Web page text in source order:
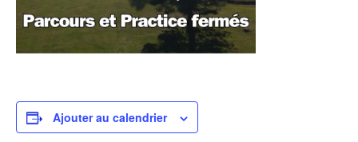
Ajouter au calendrier